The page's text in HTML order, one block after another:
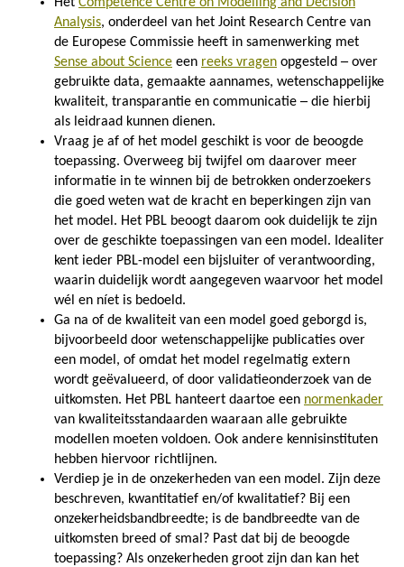
Analysis, onderdeel van het Joint Research Centre van
de Europese Commissie heeft in samenwerking met
Sense about Science een reeks vragen opgesteld ─ over
gebruikte data, gemaakte aannames, wetenschappelijke
kwaliteit, transparantie en communicatie ─ die hierbij
als leidraad kunnen dienen.
Vraag je af of het model geschikt is voor de beoogde
toepassing. Overweeg bij twijfel om daarover meer
informatie in te winnen bij de betrokken onderzoekers
die goed weten wat de kracht en beperkingen zijn van
het model. Het PBL beoogt daarom ook duidelijk te zijn
over de geschikte toepassingen van een model. Idealiter
kent ieder PBL-model een bijsluiter of verantwoording,
waarin duidelijk wordt aangegeven waarvoor het model
wél en níet is bedoeld.
Ga na of de kwaliteit van een model goed geborgd is,
bijvoorbeeld door wetenschappelijke publicaties over
een model, of omdat het model regelmatig extern
wordt geëvalueerd, of door validatieonderzoek van de
uitkomsten. Het PBL hanteert daartoe een normenkader
van kwaliteitsstandaarden waaraan alle gebruikte
modellen moeten voldoen. Ook andere kennisinstituten
hebben hiervoor richtlijnen.
Verdiep je in de onzekerheden van een model. Zijn deze
beschreven, kwantitatief en/of kwalitatief? Bij een
onzekerheidsbandbreedte; is de bandbreedte van de
uitkomsten breed of smal? Past dat bij de beoogde
toepassing? Als onzekerheden groot zijn dan kan het